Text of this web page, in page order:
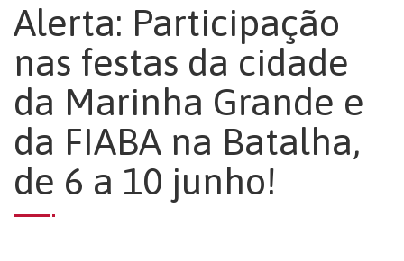
Alerta: Participação
nas festas da cidade
da Marinha Grande e
da FIABA na Batalha,
de 6 a 10 junho!